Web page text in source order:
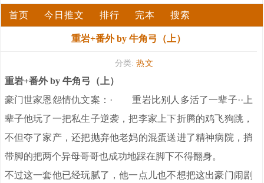
首页 今日推文 排行 完本 搜索
重岩+番外 by 牛角弓（上）
分类:热文
重岩+番外 by 牛角弓（上）
豪门世家恩怨情仇文案：· 重岩比别人多活了一辈子··上
辈子他玩了一把私生子逆袭，把李家上下折腾的鸡飞狗跳，
不但夺了家产，还把抛弃他老妈的混蛋送进了精神病院，捎
带脚的把两个异母哥哥也成功地踩在脚下不得翻身。
不过这一套他已经玩腻了，他一点儿也不想把这出豪门闹剧